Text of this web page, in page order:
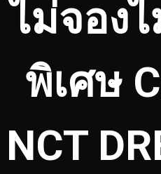
ไม่จอง
พิเศษ
NCT